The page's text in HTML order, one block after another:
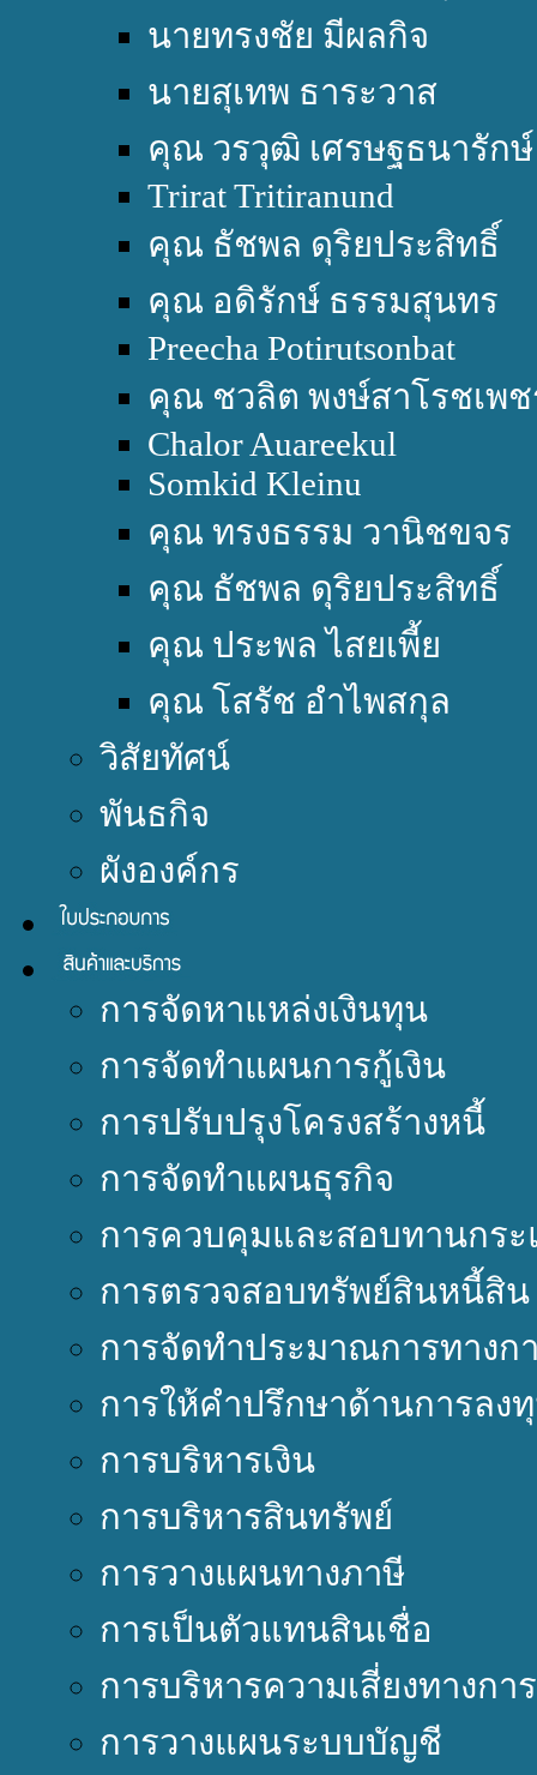
นายทรงชัย มีผลกิจ
นายสุเทพ ธาระวาส
คุณ วรวุฒิ เศรษฐธนารักษ์
Trirat Tritiranund
คุณ ธัชพล ดุริยประสิทธิ์
คุณ อดิรักษ์ ธรรมสุนทร
Preecha Potirutsonbat
คุณ ชวลิต พงษ์สาโรชเพ
Chalor Auareekul
Somkid Kleinu
คุณ ทรงธรรม วานิชขจร
คุณ ธัชพล ดุริยประสิทธิ์
คุณ ประพล ไสยเพี้ย
คุณ โสรัช อำไพสกุล
วิสัยทัศน์
พันธกิจ
ผังองค์กร
การจัดหาแหล่งเงินทุน
การจัดทำแผนการกู้เงิน
การปรับปรุงโครงสร้างหนี้
การจัดทำแผนธุรกิจ
การควบคุมและสอบทานกระ
การตรวจสอบทรัพย์สินหนี้สิน
การจัดทำประมาณการทางก
การให้คำปรึกษาด้านการลง
การบริหารเงิน
การบริหารสินทรัพย์
การวางแผนทางภาษี
การเป็นตัวแทนสินเชื่อ
การบริหารความเสี่ยงทางกา
การวางแผนระบบบัญชี